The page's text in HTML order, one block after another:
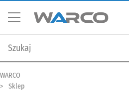
WARCO
Sklep